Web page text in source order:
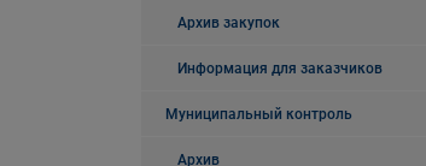
Архив закупок
Информация для заказчиков
Муниципальный контроль
Архив